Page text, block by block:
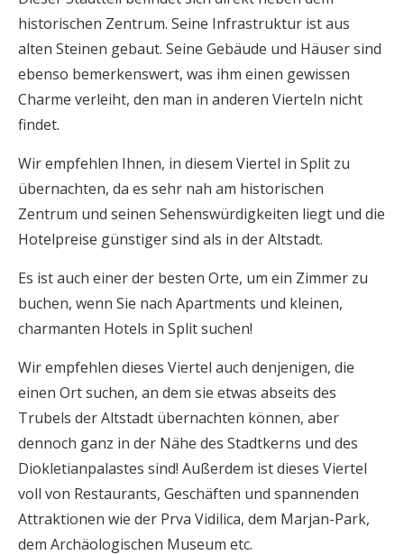
historischen Zentrum. Seine Infrastruktur ist aus
alten Steinen gebaut. Seine Gebäude und Häuser sind
ebenso bemerkenswert, was ihm einen gewissen
Charme verleiht, den man in anderen Vierteln nicht
findet.
Wir empfehlen Ihnen, in diesem Viertel in Split zu
übernachten, da es sehr nah am historischen
Zentrum und seinen Sehenswürdigkeiten liegt und die
Hotelpreise günstiger sind als in der Altstadt.
Es ist auch einer der besten Orte, um ein Zimmer zu
buchen, wenn Sie nach Apartments und kleinen,
charmanten Hotels in Split suchen!
Wir empfehlen dieses Viertel auch denjenigen, die
einen Ort suchen, an dem sie etwas abseits des
Trubels der Altstadt übernachten können, aber
dennoch ganz in der Nähe des Stadtkerns und des
Diokletianpalastes sind! Außerdem ist dieses Viertel
voll von Restaurants, Geschäften und spannenden
Attraktionen wie der Prva Vidilica, dem Marjan-Park,
dem Archäologischen Museum etc.